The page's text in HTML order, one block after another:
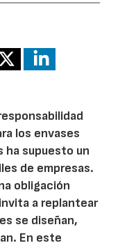
los envases
ha supuesto un
de empresas.
obligación
a replantear
se diseñan,
En este